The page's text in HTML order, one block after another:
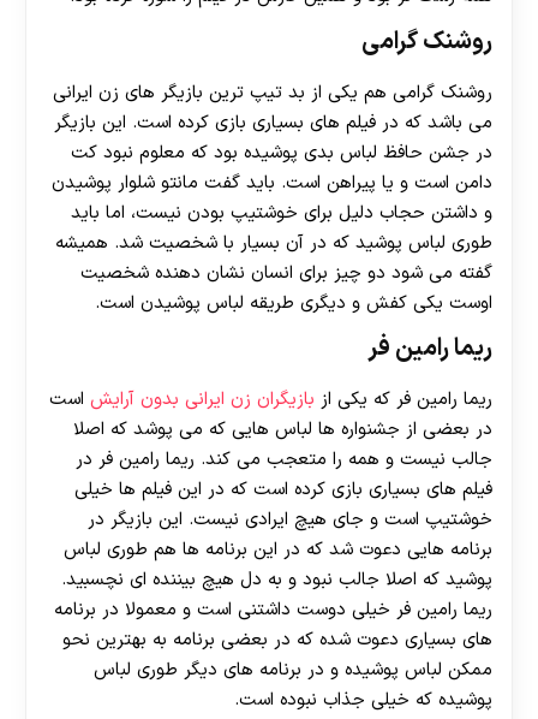
روشنک گرامی
روشنک گرامی هم یکی از بد تیپ ترین بازیگر های زن ایرانی
می باشد که در فیلم های بسیاری بازی کرده است. این بازیگر
در جشن حافظ لباس بدی پوشیده بود که معلوم نبود کت
دامن است و یا پیراهن است. باید گفت مانتو شلوار پوشیدن
و داشتن حجاب دلیل برای خوشتیپ بودن نیست، اما باید
طوری لباس پوشید که در آن بسیار با شخصیت شد. همیشه
گفته می شود دو چیز برای انسان نشان دهنده شخصیت
اوست یکی کفش و دیگری طریقه لباس پوشیدن است.
ریما رامین فر
ریما رامین فر که یکی از بازیگران زن ایرانی بدون آرایش است
در بعضی از جشنواره ها لباس هایی که می پوشد که اصلا
جالب نیست و همه را متعجب می کند. ریما رامین فر در
فیلم های بسیاری بازی کرده است که در این فیلم ها خیلی
خوشتیپ است و جای هیچ ایرادی نیست. این بازیگر در
برنامه هایی دعوت شد که در این برنامه ها هم طوری لباس
پوشید که اصلا جالب نبود و به دل هیچ بیننده ای نچسبید.
ریما رامین فر خیلی دوست داشتنی است و معمولا در برنامه
های بسیاری دعوت شده که در بعضی برنامه به بهترین نحو
ممکن لباس پوشیده و در برنامه های دیگر طوری لباس
پوشیده که خیلی جذاب نبوده است.